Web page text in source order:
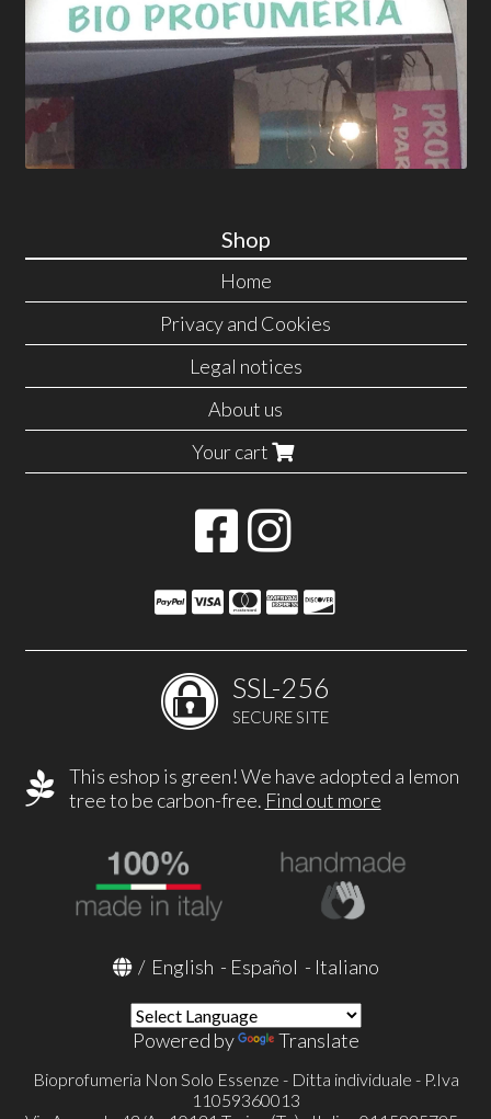
Shop
Home
Privacy and Cookies
Legal notices
About us
Your cart
SSL-256
SECURE SITE
This eshop is green! We have adopted a lemon
tree to be carbon-free. Find out more
/ English - Español - Italiano
Powered by Translate
Bioprofumeria Non Solo Essenze - Ditta individuale - P.Iva
11059360013